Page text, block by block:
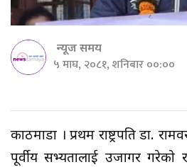
न्यूज समय
५ माघ, २०८१, शनिबार ००:००
काठमाडौँ । प्रथम राष्ट्रपति डा.
पूर्वीय सभ्यतालाई उजागर गरेको